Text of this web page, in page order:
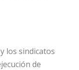
los sindicatos
de